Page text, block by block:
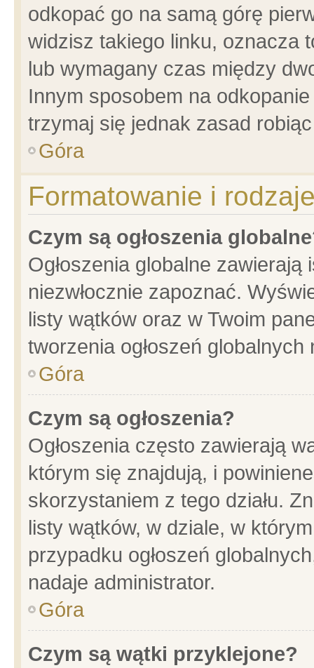
odkopać go na samą górę
widzisz takiego linku, oznacza
lub wymagany czas między
Innym sposobem na
trzymaj się jednak zasad
Góra
Formatowanie i
Czym są ogłoszenia
Ogłoszenia globalne
niezwłocznie zapoznać.
listy wątków oraz w Twoim
tworzenia ogłoszeń
Góra
Czym są ogłoszenia?
Ogłoszenia często zawierają
którym się znajdują, i
skorzystaniem z tego działu.
listy wątków, w dziale, w
przypadku ogłoszeń
nadaje administrator.
Góra
Czym są wątki przyklejone?